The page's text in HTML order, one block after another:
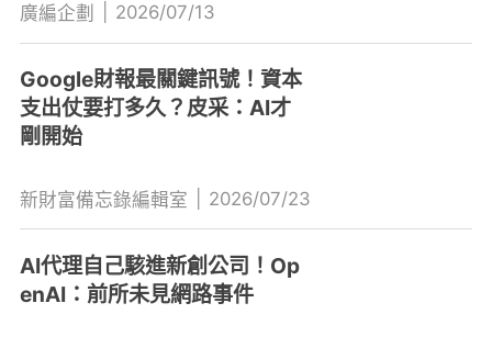
廣編企劃 2026/07/13
Google財報最關鍵訊號！資本
支出仗要打多久？皮采：AI才
剛開始
新財富備忘錄編輯室 2026/07/23
AI代理自己駭進新創公司！Op
enAI：前所未見網路事件